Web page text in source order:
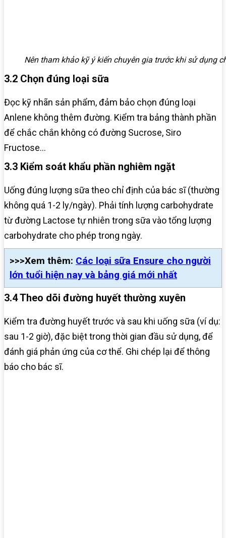
Nên tham khảo kỹ ý kiến chuyên gia trước khi sử dụng
3.2 Chọn đúng loại sữa
Đọc kỹ nhãn sản phẩm, đảm bảo chọn đúng loại
Anlene không thêm đường. Kiểm tra bảng thành phần
để chắc chắn không có đường Sucrose, Siro
Fructose…
3.3 Kiểm soát khẩu phần nghiêm ngặt
Uống đúng lượng sữa theo chỉ định của bác sĩ (thường
không quá 1-2 ly/ngày). Phải tính lượng carbohydrate
từ đường Lactose tự nhiên trong sữa vào tổng lượng
carbohydrate cho phép trong ngày.
>>>Xem thêm: Các loại sữa Ensure cho người
lớn tuổi hiện nay và bảng giá mới nhất
3.4 Theo dõi đường huyết thường xuyên
Kiểm tra đường huyết trước và sau khi uống sữa (ví dụ:
sau 1-2 giờ), đặc biệt trong thời gian đầu sử dụng, để
đánh giá phản ứng của cơ thể. Ghi chép lại để thông
báo cho bác sĩ.